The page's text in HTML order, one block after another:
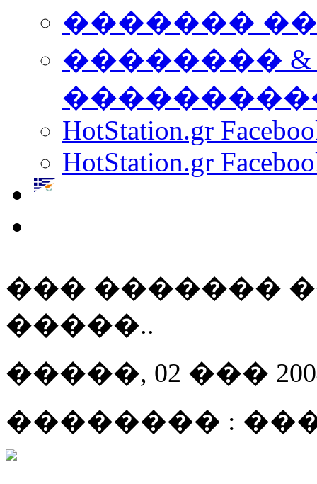
������� ���
��������
HotStation.gr
HotStation.gr
��� �������
�����..
�����, 02 ��� 2004
�������� :